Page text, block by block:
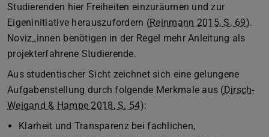
Studierenden hier Freiheiten einzuräumen und zur
Eigeninitiative herauszufordern (Reinmann 2015, S. 69).
Noviz_innen benötigen in der Regel mehr Anleitung als
projekterfahrene Studierende.
Aus studentischer Sicht zeichnet sich eine gelungene
Aufgabenstellung durch folgende Merkmale aus (Dirsch-
Weigand & Hampe 2018, S. 54):
Klarheit und Transparenz bei fachlichen,